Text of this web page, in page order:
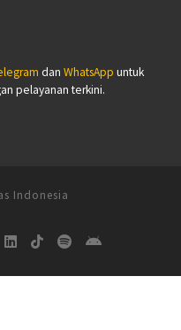
dan WhatsApp untuk
pelayanan terkini.
Indonesia